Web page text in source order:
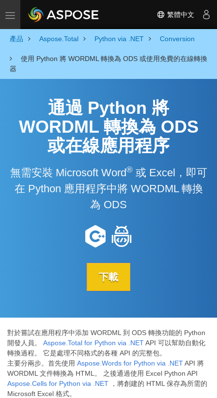
Toggle navigation 繁體中文
產品 Aspose.Total Python via .NET Conversion
使用 Python 將 WORDML 轉換為 ODS 或使用免費的在線轉換
器
通過 Python 將
WORDML 轉換為 ODS
或在線應用程序
無需安裝 Microsoft Word®或 Excel，即可
在 Python 應用程序中將 WORDML 轉換
為 ODS
下載
對於嘗試在應用程序中添加 WORDML 到 ODS 轉換功能的 Python
開發人員。 Aspose.Total for Python via .NETAPI 可以幫助自動化
轉換過程。 它是處理不同格式的各種 API 的完整包。
主要分兩步。首先使用 Aspose.Words for Python via .NETAPI 將
WORDML 文件轉換為 HTML。 之後通過使用 Excel Python API
Aspose.Cells for Python via .NET ，將創建的 HTML 保存為所需的
Microsoft Excel 格式。